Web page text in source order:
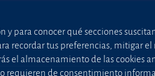
para conocer qué secciones
recordar tus preferencias, mitigar
el almacenamiento de las cookies
requieren de consentimiento